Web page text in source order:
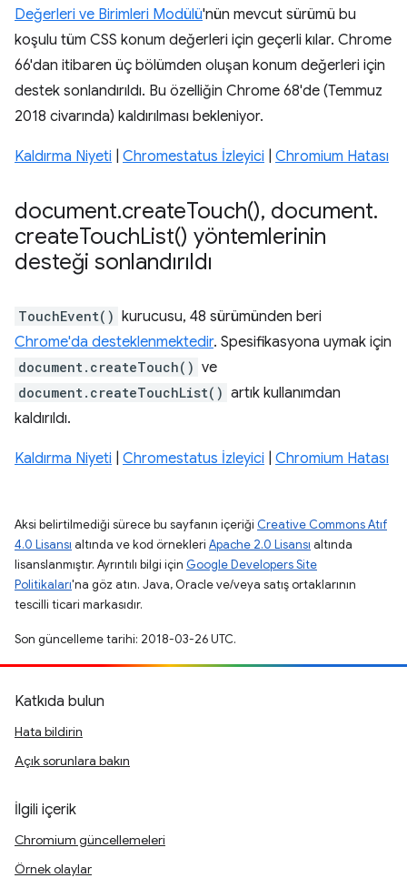
Değerleri ve Birimleri Modülü'nün mevcut sürümü bu
koşulu tüm CSS konum değerleri için geçerli kılar. Chrome
66'dan itibaren üç bölümden oluşan konum değerleri için
destek sonlandırıldı. Bu özelliğin Chrome 68'de (Temmuz
2018 civarında) kaldırılması bekleniyor.
Kaldırma Niyeti Chromestatus İzleyici Chromium Hatası
document.createTouch(), document.
createTouchList() yöntemlerinin
desteği sonlandırıldı
TouchEvent() kurucusu, 48 sürümünden beri
Chrome'da desteklenmektedir. Spesifikasyona uymak için
document.createTouch() ve
document.createTouchList() artık kullanımdan
kaldırıldı.
Kaldırma Niyeti Chromestatus İzleyici Chromium Hatası
Aksi belirtilmediği sürece bu sayfanın içeriği Creative Commons Atıf
4.0 Lisansı altında ve kod örnekleri Apache 2.0 Lisansı altında
lisanslanmıştır. Ayrıntılı bilgi için Google Developers Site
Politikaları'na göz atın. Java, Oracle ve/veya satış ortaklarının
tescilli ticari markasıdır.
Son güncelleme tarihi: 2018-03-26 UTC.
Katkıda bulun
Hata bildirin
Açık sorunlara bakın
İlgili içerik
Chromium güncellemeleri
Örnek olaylar